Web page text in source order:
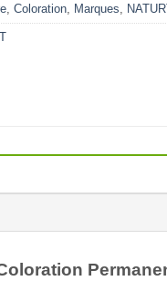
Coloration Marques